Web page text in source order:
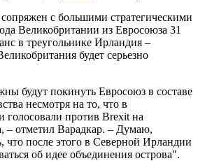
с большими стратегическими
Великобритании из Евросоюза 31
в треугольнике Ирландия –
будет серьезно
будут покинуть Евросоюз в составе
несмотря на то, что в
голосовали против Brexit на
– отметил Варадкар. – Думаю,
что после этого в Северной Ирландии
об идее объединения острова".